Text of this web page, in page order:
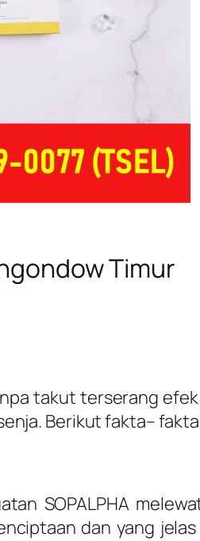
Timur
takut terserang efek
Berikut fakta– fakta
SOPALPHA
dan yang